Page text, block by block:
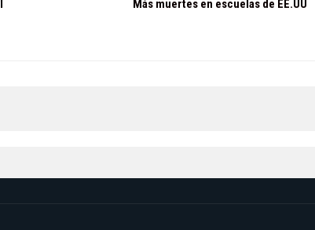
Más muertes en escuelas de EE.UU